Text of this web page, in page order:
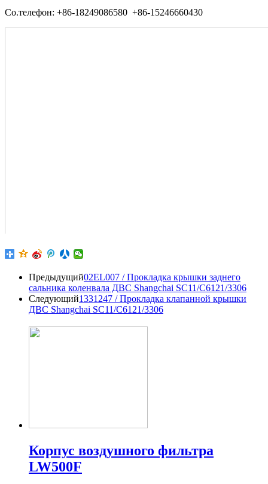
Со.телефон: +86-18249086580 +86-15246660430
Предыдущий02EL007 / Прокладка крышки заднего
сальника коленвала ДВС Shangchai SC11/C6121/3306
Следующий1331247 / Прокладка клапанной крышки
ДВС Shangchai SC11/C6121/3306
Корпус воздушного фильтра
LW500F